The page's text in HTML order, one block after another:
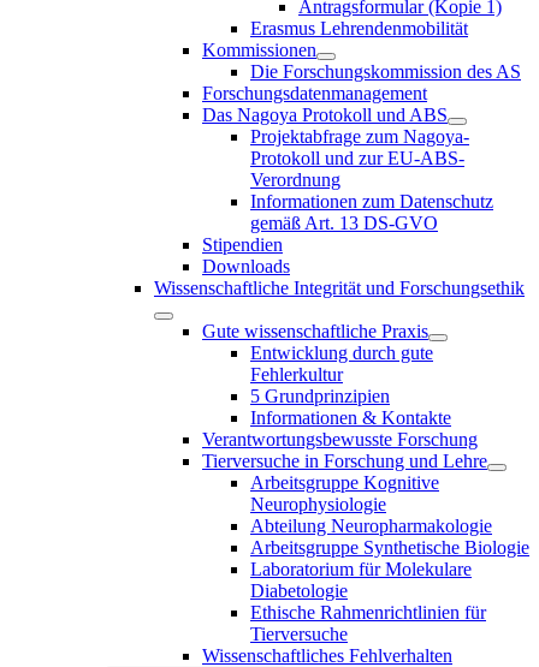
Antragsformular (Kopie 1)
Erasmus Lehrendenmobilität
Kommissionen
Die Forschungskommission des AS
Forschungsdatenmanagement
Das Nagoya Protokoll und ABS
Projektabfrage zum Nagoya-
Protokoll und zur EU-ABS-
Verordnung
Informationen zum Datenschutz
gemäß Art. 13 DS-GVO
Stipendien
Downloads
Wissenschaftliche Integrität und Forschungsethik
Gute wissenschaftliche Praxis
Entwicklung durch gute
Fehlerkultur
5 Grundprinzipien
Informationen & Kontakte
Verantwortungsbewusste Forschung
Tierversuche in Forschung und Lehre
Arbeitsgruppe Kognitive
Neurophysiologie
Abteilung Neuropharmakologie
Arbeitsgruppe Synthetische Biologie
Laboratorium für Molekulare
Diabetologie
Ethische Rahmenrichtlinien für
Tierversuche
Wissenschaftliches Fehlverhalten